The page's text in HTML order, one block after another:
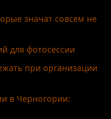
значат совсем не
для фотосессии
при организации
в Черногории: